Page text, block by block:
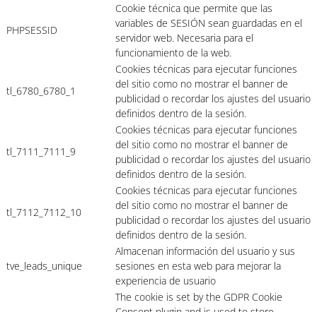
PHPSESSID
Cookie técnica que permite que las
variables de SESIÓN sean guardadas en el
servidor web. Necesaria para el
funcionamiento de la web.
tl_6780_6780_1
Cookies técnicas para ejecutar funciones
del sitio como no mostrar el banner de
publicidad o recordar los ajustes del usuario
definidos dentro de la sesión.
tl_7111_7111_9
Cookies técnicas para ejecutar funciones
del sitio como no mostrar el banner de
publicidad o recordar los ajustes del usuario
definidos dentro de la sesión.
tl_7112_7112_10
Cookies técnicas para ejecutar funciones
del sitio como no mostrar el banner de
publicidad o recordar los ajustes del usuario
definidos dentro de la sesión.
tve_leads_unique
Almacenan información del usuario y sus
sesiones en esta web para mejorar la
experiencia de usuario
The cookie is set by the GDPR Cookie